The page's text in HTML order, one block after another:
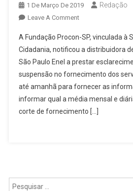
Federação
1 De Março De 2019 Redação
Leave A CommentOn
Vai
Notificar
Enel
Por
Falta
De
Luz
A Fundação Procon-SP, vinculada à
Cidadania, notificou a distribuidora
São Paulo Enel a prestar
suspensão no fornecimento dos
até amanhã para fornecer as
informar qual a média mensal e
corte de fornecimento […]